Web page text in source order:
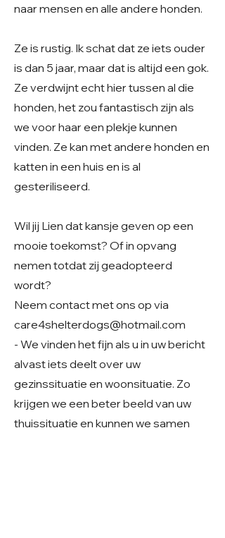
naar mensen en alle andere honden.
Ze is rustig. Ik schat dat ze iets ouder
is dan 5 jaar, maar dat is altijd een gok.
Ze verdwijnt echt hier tussen al die
honden, het zou fantastisch zijn als
we voor haar een plekje kunnen
vinden. Ze kan met andere honden en
katten in een huis en is al
gesteriliseerd.
Wil jij Lien dat kansje geven op een
mooie toekomst? Of in opvang
nemen totdat zij geadopteerd
wordt?
Neem contact met ons op via
care4shelterdogs@hotmail.com
- We vinden het fijn als u in uw bericht
alvast iets deelt over uw
gezinssituatie en woonsituatie. Zo
krijgen we een beter beeld van uw
thuissituatie en kunnen we samen